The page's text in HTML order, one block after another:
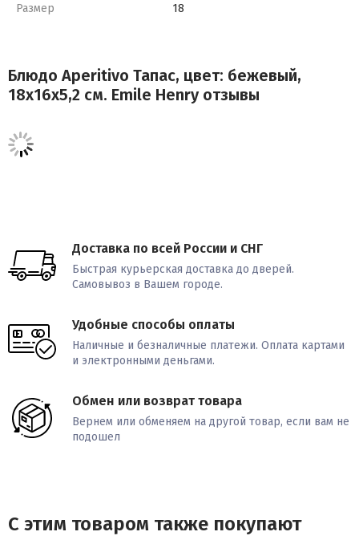
Размер 18
Блюдо Aperitivo Тапас, цвет: бежевый,
18х16х5,2 см. Emile Henry отзывы
Доставка по всей России и СНГ
Быстрая курьерская доставка до дверей.
Самовывоз в Вашем городе.
Удобные способы оплаты
Наличные и безналичные платежи. Оплата картами
и электронными деньгами.
Обмен или возврат товара
Вернем или обменяем на другой товар, если вам не
подошел
С этим товаром также покупают